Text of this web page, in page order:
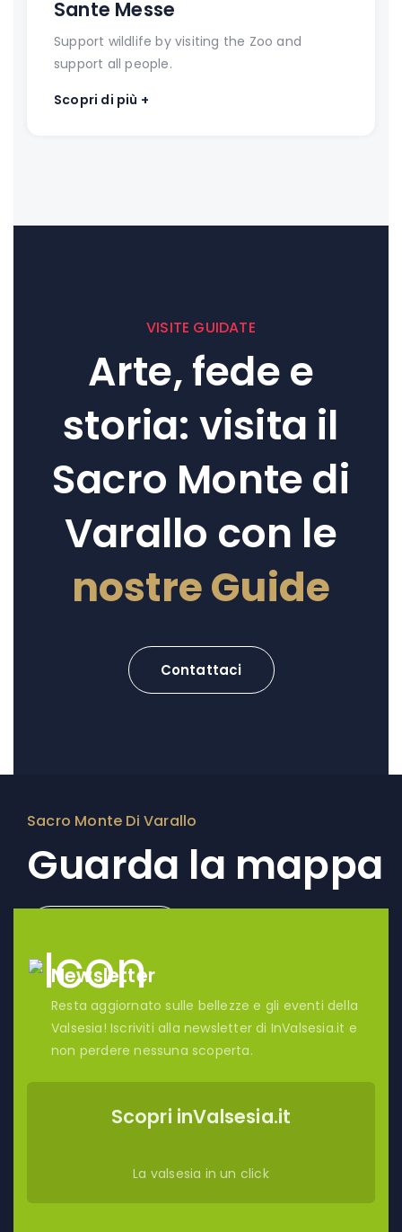
Sante Messe
Support wildlife by visiting the Zoo and
support all people.
Scopri di più +
VISITE GUIDATE
Arte, fede e
storia: visita il
Sacro Monte di
Varallo con le
nostre Guide
Contattaci
Sacro Monte Di Varallo
Guarda la mappa
Newsletter
Resta aggiornato sulle bellezze e gli eventi della
Valsesia! Iscriviti alla newsletter di InValsesia.it e
non perdere nessuna scoperta.
Scopri inValsesia.it
La valsesia in un click